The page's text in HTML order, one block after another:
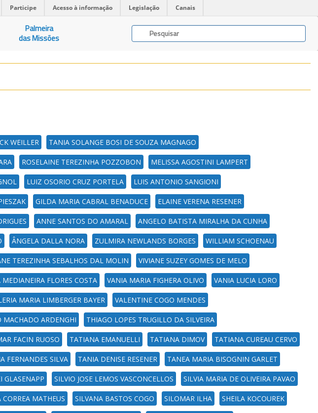
Participe Acesso à informação Legislação Canais
Palmeira
das Missões
WEILLER TANIA SOLANGE BOSI DE SOUZA MAGNAGO
ROSELAINE TEREZINHA POZZOBON MELISSA AGOSTINI LAMPERT
LUIZ OSORIO CRUZ PORTELA LUIS ANTONIO SANGIONI
GILDA MARIA CABRAL BENADUCE ELAINE VERENA RESENER
ANNE SANTOS DO AMARAL ANGELO BATISTA MIRALHA DA CUNHA
ÂNGELA DALLA NORA ZULMIRA NEWLANDS BORGES WILLIAM SCHOENAU
TEREZINHA SEBALHOS DAL MOLIN VIVIANE SUZEY GOMES DE MELO
MEDIANEIRA FLORES COSTA VANIA MARIA FIGHERA OLIVO VANIA LUCIA LORO
MARIA LIMBERGER BAYER VALENTINE COGO MENDES
MACHADO ARDENGHI THIAGO LOPES TRUGILLO DA SILVEIRA
FACIN RUOSO TATIANA EMANUELLI TATIANA DIMOV TATIANA CUREAU CERVO
FERNANDES SILVA TANIA DENISE RESENER TANEA MARIA BISOGNIN GARLET
GLASENAPP SILVIO JOSE LEMOS VASCONCELLOS SILVIA MARIA DE OLIVEIRA PAVAO
CORREA MATHEUS SILVANA BASTOS COGO SILOMAR ILHA SHEILA KOCOUREK